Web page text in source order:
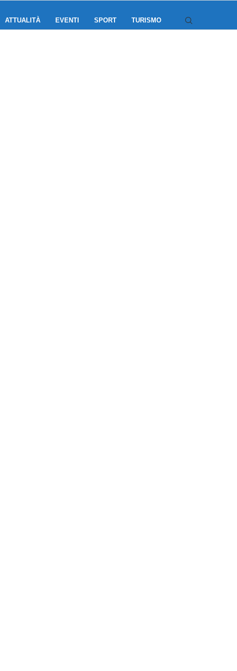
ATTUALITÀ EVENTI SPORT TURISMO